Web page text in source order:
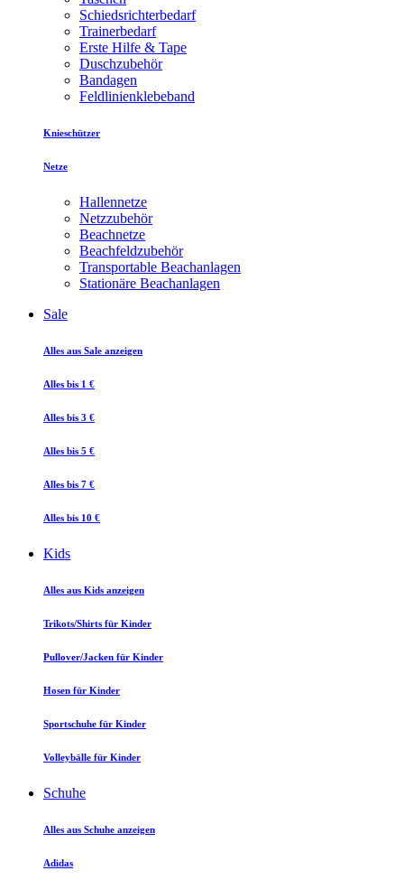
Schiedsrichterbedarf
Trainerbedarf
Erste Hilfe & Tape
Duschzubehör
Bandagen
Feldlinienklebeband
Knieschützer
Netze
Hallennetze
Netzzubehör
Beachnetze
Beachfeldzubehör
Transportable Beachanlagen
Stationäre Beachanlagen
Sale
Alles aus Sale anzeigen
Alles bis 1 €
Alles bis 3 €
Alles bis 5 €
Alles bis 7 €
Alles bis 10 €
Kids
Alles aus Kids anzeigen
Trikots/Shirts für Kinder
Pullover/Jacken für Kinder
Hosen für Kinder
Sportschuhe für Kinder
Volleybälle für Kinder
Schuhe
Alles aus Schuhe anzeigen
Adidas